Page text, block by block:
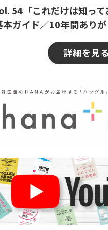
54「これだけは知っ
本ガイド／10年間ありが
詳細を見る